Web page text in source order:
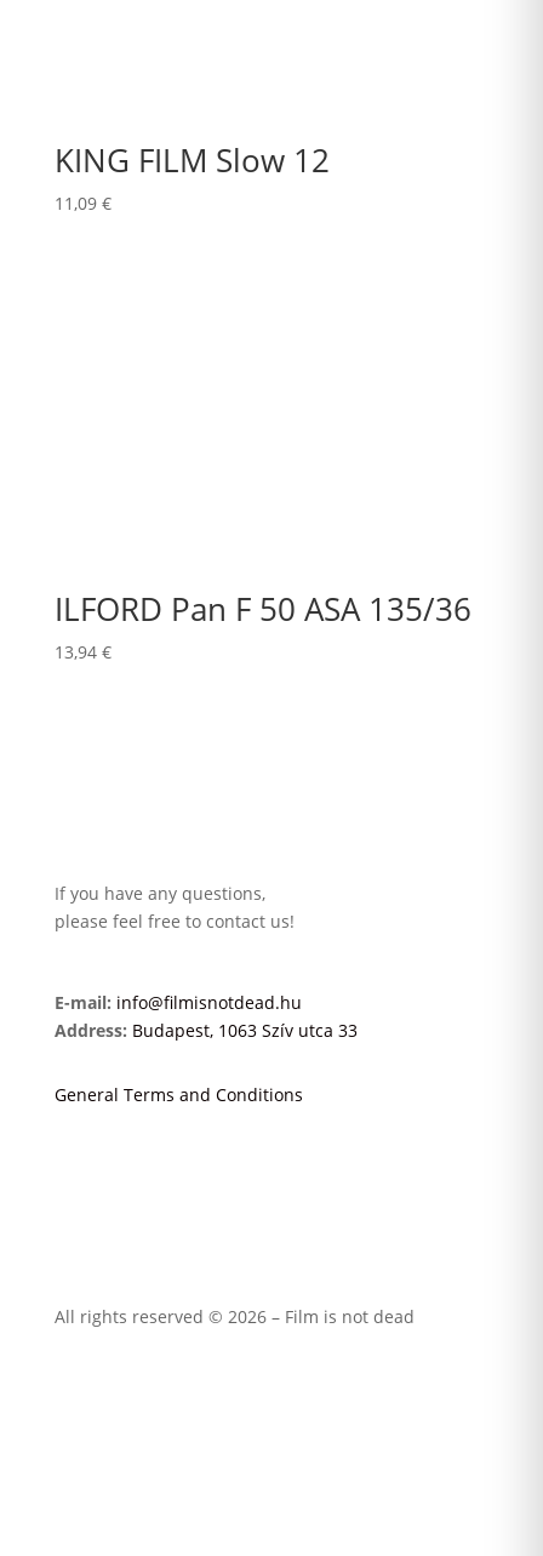
KING FILM Slow 12
11,09 €
ILFORD Pan F 50 ASA 135/36
13,94 €
If you have any questions,
please feel free to contact us!
E-mail: info@filmisnotdead.hu
Address: Budapest, 1063 Szív utca 33
General Terms and Conditions
All rights reserved © 2026 – Film is not dead